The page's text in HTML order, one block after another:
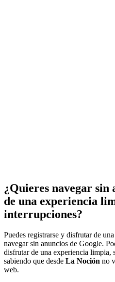
¿Quieres navegar
de una experiencia
interrupciones?
Puedes registrarse y disfrutar de una
navegar sin anuncios de Google.
disfrutar de una experiencia limpia,
sabiendo que desde La Noción no
web.